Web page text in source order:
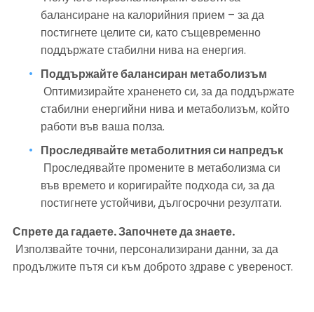
балансиране на калорийния прием – за да
постигнете целите си, като същевременно
поддържате стабилни нива на енергия.
Поддържайте балансиран метаболизъм
стабилни енергийни нива и метаболизъм, който
работи във ваша полза.
Проследявайте метаболитния си напредък
във времето и коригирайте подхода си, за да
постигнете устойчиви, дългосрочни резултати.
Спрете да гадаете. Започнете да знаете.
продължите пътя си към доброто здраве с увереност.